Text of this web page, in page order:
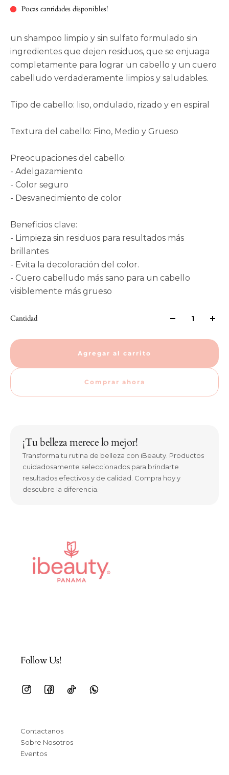
Pocas cantidades disponibles!
un shampoo limpio y sin sulfato formulado sin
ingredientes que dejen residuos, que se enjuaga
completamente para lograr un cabello y un cuero
cabelludo verdaderamente limpios y saludables.
Tipo de cabello: liso, ondulado, rizado y en espiral
Textura del cabello: Fino, Medio y Grueso
Preocupaciones del cabello:
- Adelgazamiento
- Color seguro
- Desvanecimiento de color
Beneficios clave:
- Limpieza sin residuos para resultados más
brillantes
- Evita la decoloración del color.
- Cuero cabelludo más sano para un cabello
visiblemente más grueso
Cantidad
Agregar al carrito
Comprar ahora
¡Tu belleza merece lo mejor!
Transforma tu rutina de belleza con iBeauty. Productos
cuidadosamente seleccionados para brindarte
resultados efectivos y de calidad. Compra hoy y
descubre la diferencia.
Follow Us!
Contactanos
Sobre Nosotros
Eventos